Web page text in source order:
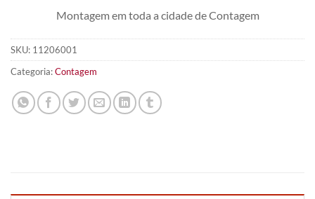
Montagem em toda a cidade de Contagem
SKU: 11206001
Categoria:Contagem